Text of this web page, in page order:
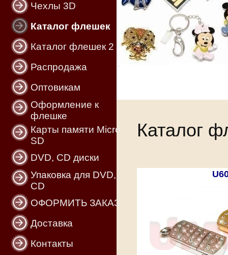
Чехлы 3D
Каталог флешек
Каталог флешек 2
Распродажа
Оптовикам
Оформление к
флешке
Карты памяти Micro
SD
DVD, CD диски
Упаковка для DVD,
CD
ОФОРМИТЬ ЗАКАЗ
Доставка
Контакты
Каталог